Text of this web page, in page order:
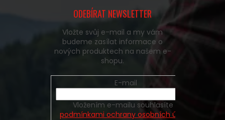
ODEBÍRAT NEWSLETTER
Vložte svůj e-mail a my vám
budeme zasílat informace o
nových produktech na našem e-
shopu.
E-mail
podmínkami ochrany osobních údajů